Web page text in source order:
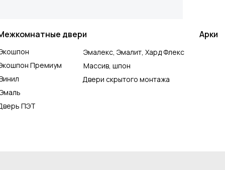
ПЭТ
Премиум
Двери скрытого монтажа
Массив, шпон
Эмалекс, Эмалит, Хард Флекс
Арки
двери